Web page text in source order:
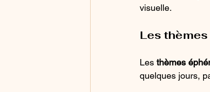
visuelle.
Les
Les thèmes
quelques jours,